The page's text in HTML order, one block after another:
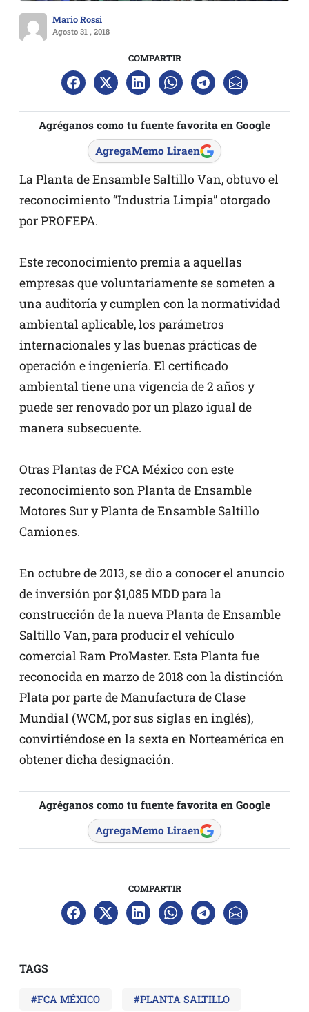
Mario Rossi
Agosto 31 , 2018
COMPARTIR
Agréganos como tu fuente favorita en Google
AgregaMemo Liraen
La Planta de Ensamble Saltillo Van, obtuvo el
reconocimiento “Industria Limpia” otorgado
por PROFEPA.
Este reconocimiento premia a aquellas
empresas que voluntariamente se someten a
una auditoría y cumplen con la normatividad
ambiental aplicable, los parámetros
internacionales y las buenas prácticas de
operación e ingeniería. El certificado
ambiental tiene una vigencia de 2 años y
puede ser renovado por un plazo igual de
manera subsecuente.
Otras Plantas de FCA México con este
reconocimiento son Planta de Ensamble
Motores Sur y Planta de Ensamble Saltillo
Camiones.
En octubre de 2013, se dio a conocer el anuncio
de inversión por $1,085 MDD para la
construcción de la nueva Planta de Ensamble
Saltillo Van, para producir el vehículo
comercial Ram ProMaster. Esta Planta fue
reconocida en marzo de 2018 con la distinción
Plata por parte de Manufactura de Clase
Mundial (WCM, por sus siglas en inglés),
convirtiéndose en la sexta en Norteamérica en
obtener dicha designación.
Agréganos como tu fuente favorita en Google
AgregaMemo Liraen
COMPARTIR
TAGS
#FCA MÉXICO #PLANTA SALTILLO